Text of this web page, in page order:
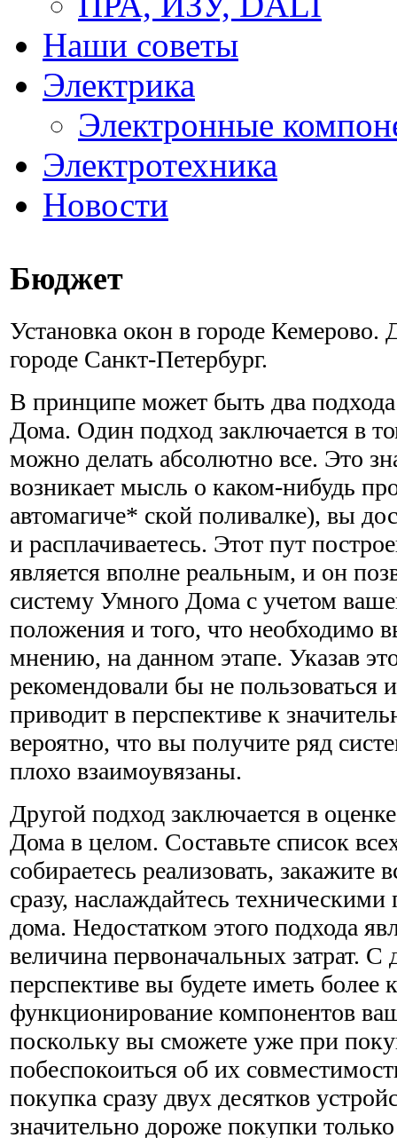
Наши советы
Электрика
Электронные
Электротехника
Новости
Бюджет
Установка окон в городе Кемерово.
городе Санкт-Петербург.
В принципе может быть два
Дома. Один подход заключается в
можно делать абсолютно все. Это
возникает мысль о каком-нибудь
автомагиче* ской поливалке), вы
и расплачиваетесь. Этот пут
является вполне реальным, и он
систему Умного Дома с учетом
положения и того, что необходимо
мнению, на данном этапе. Указав
рекомендовали бы не пользоваться
приводит в перспективе к
вероятно, что вы получите ряд
плохо взаимоувязаны.
Другой подход заключается в
Дома в целом. Составьте список
собираетесь реализовать, закажите
сразу, наслаждайтесь
дома. Недостатком этого подхода
величина первоначальных затрат. С
перспективе вы будете иметь более
функционирование компонентов
поскольку вы сможете уже при
побеспокоиться об их
покупка сразу двух десятков
значительно дороже покупки